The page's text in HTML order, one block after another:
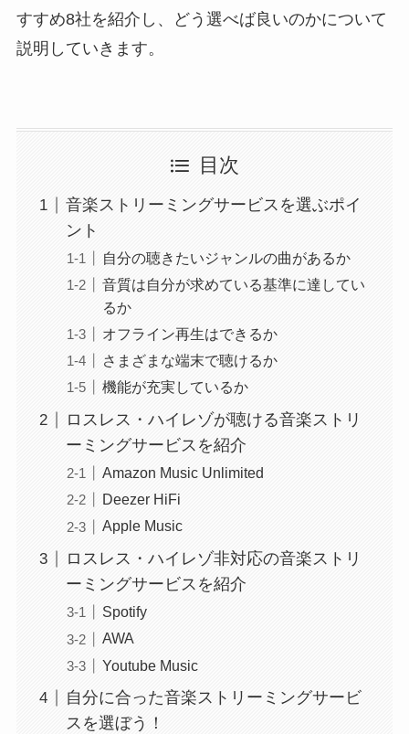
すすめ8社を紹介し、どう選べば良いのかについて
説明していきます。
目次
音楽ストリーミングサービスを選ぶポイ
ント
自分の聴きたいジャンルの曲があるか
音質は自分が求めている基準に達してい
るか
オフライン再生はできるか
さまざまな端末で聴けるか
機能が充実しているか
ロスレス・ハイレゾが聴ける音楽ストリ
ーミングサービスを紹介
Amazon Music Unlimited
Deezer HiFi
Apple Music
ロスレス・ハイレゾ非対応の音楽ストリ
ーミングサービスを紹介
Spotify
AWA
Youtube Music
自分に合った音楽ストリーミングサービ
スを選ぼう！